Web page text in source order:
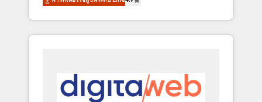
industries. With 150+ HubSpot-certified
experts, we deliver scalable solutions to
complex GTM and RevOps challenges. Our
smooth setup tailored to your GTM motion.
🔹 Migrations: Move from other CRMs to